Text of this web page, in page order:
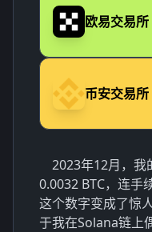
欧易交易所
币安交易所
2023年12月，我
0.0032 BTC，连手
这个数字变成了惊
于我在Solana链上